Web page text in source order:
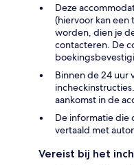
Deze
(hiervoor kan
worden, dien je
contacteren. De
Binnen de 24 uur
aankomst in de
De informatie die
vertaald met
Vereist bij het